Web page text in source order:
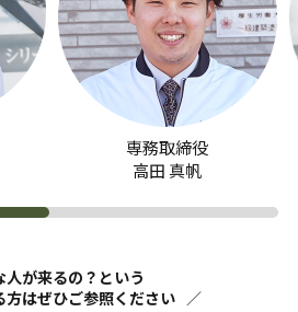
専務取締役
高田 真帆
人が来るの？という
方はぜひご参照ください